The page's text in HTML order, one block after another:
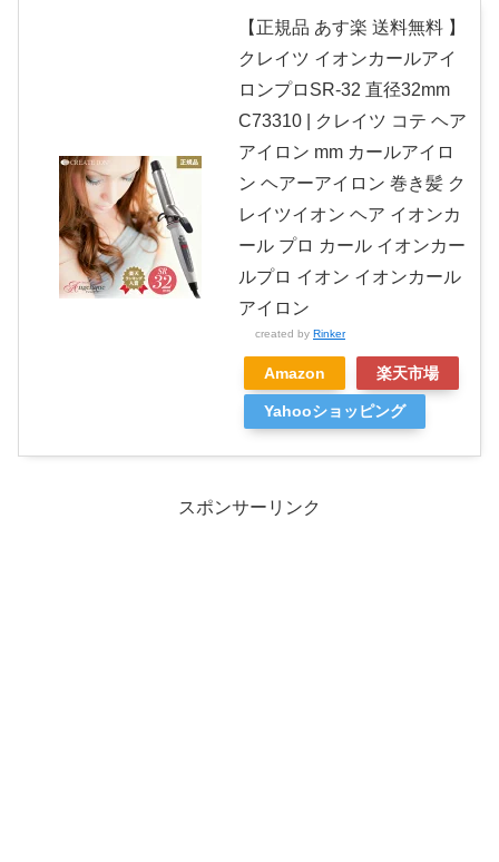
【正規品 あす楽 送料無料 】
クレイツ イオンカールアイ
ロンプロSR-32 直径32mm
C73310 | クレイツ コテ ヘア
アイロン mm カールアイロ
ン ヘアーアイロン 巻き髪 ク
レイツイオン ヘア イオンカ
ール プロ カール イオンカー
ルプロ イオン イオンカール
アイロン
created by Rinker
Amazon 楽天市場
Yahooショッピング
スポンサーリンク